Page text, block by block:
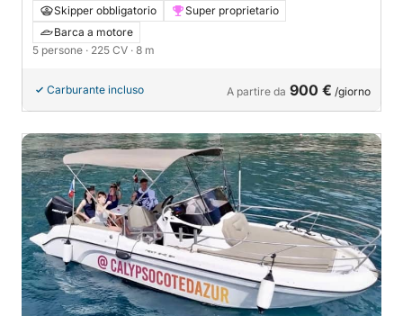
Skipper obbligatorio
Super proprietario
Barca a motore
5 persone · 225 CV · 8 m
Carburante incluso A partire da 900 € /giorno